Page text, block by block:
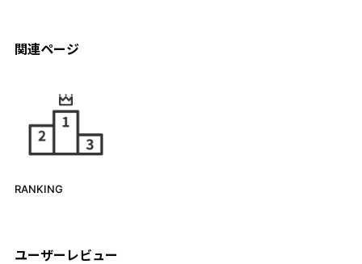
関連ページ
RANKING
ユーザーレビュー